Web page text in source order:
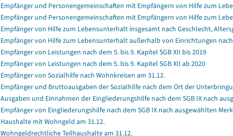
Empfänger und Personengemeinschaften mit Empfängern von Hilfe zum
Empfänger und Personengemeinschaften mit Empfängern von Hilfe zum
Empfänger von Hilfe zum Lebensunterhalt insgesamt nach Geschlecht,
Empfänger von Hilfe zum Lebensunterhalt außerhalb von Einrichtungen
Empfänger von Leistungen nach dem 5. bis 9. Kapitel SGB XII bis 2019
Empfänger von Leistungen nach dem 5. bis 9. Kapitel SGB XII ab 2020
Empfänger von Sozialhilfe nach Wohnkreisen am 31.12.
Empfänger und Bruttoausgaben der Sozialhilfe nach dem Ort der
Ausgaben und Einnahmen der Eingliederungshilfe nach dem SGB IX nach
Empfänger von Eingliederungshilfe nach dem SGB IX nach ausgewählten
Haushalte mit Wohngeld am 31.12.
Wohngeldrechtliche Teilhaushalte am 31.12.